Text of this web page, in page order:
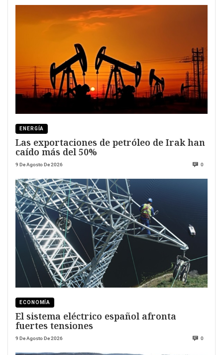
ENERGÍA
Las exportaciones de petróleo de Irak han
caído más del 50%
9 De Agosto De 2026 0
ECONOMÍA
El sistema eléctrico español afronta
fuertes tensiones
9 De Agosto De 2026 0